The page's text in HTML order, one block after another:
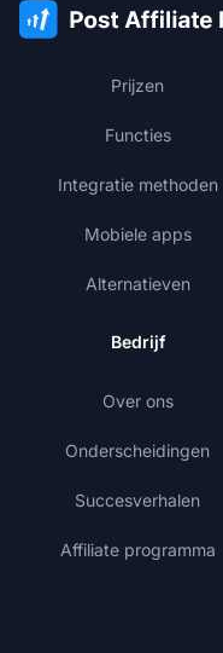
Prijzen
Functies
Integratie methoden
Mobiele apps
Alternatieven
Bedrijf
Over ons
Onderscheidingen
Succesverhalen
Affiliate programma